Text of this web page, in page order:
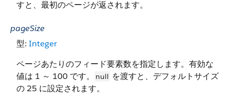
すと、最初のページが返されます。
pageSize
型: Integer
ページあたりのフィード要素数を指定します。有効な
値は 1 ～ 100 です。
null を渡すと、デフォルトサイズ
の 25 に設定されます。